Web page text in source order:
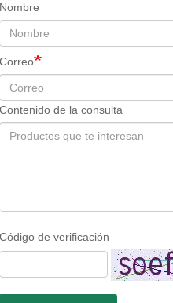
Nombre
Correo
Contenido de la consulta
Código de verificación